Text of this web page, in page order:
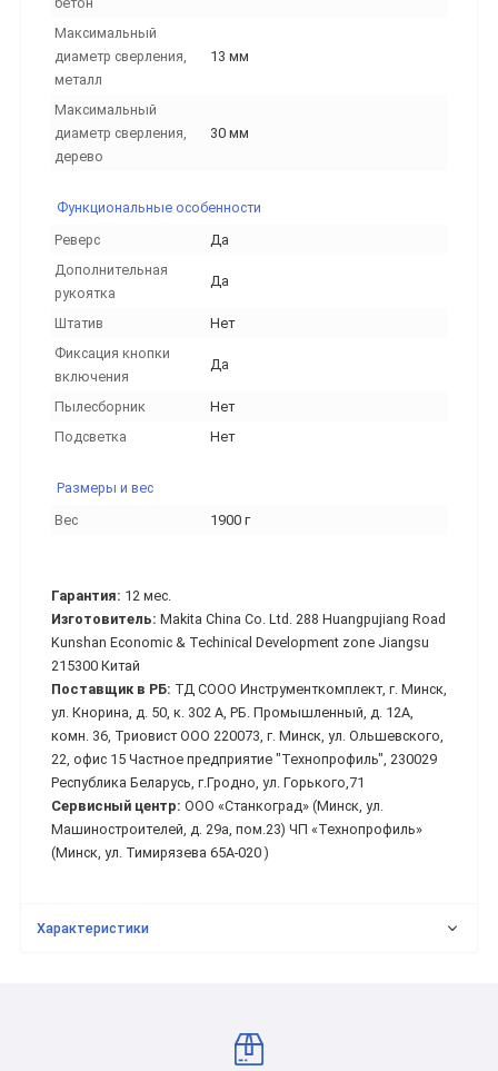
Максимальный
диаметр сверления,
металл
13 мм
Максимальный
диаметр сверления,
дерево
30 мм
Функциональные особенности
Реверс
Да
Дополнительная
рукоятка
Да
Штатив
Нет
Фиксация кнопки
включения
Да
Пылесборник
Нет
Подсветка
Нет
Размеры и вес
Вес
1900 г
Гарантия: 12 мес.
Изготовитель: Makita China Co. Ltd. 288 Huangpujiang Road
Kunshan Economic & Techinical Development zone Jiangsu
215300 Китай
Поставщик в РБ: ТД СООО Инструменткомплект, г. Минск,
ул. Кнорина, д. 50, к. 302 А, РБ. Промышленный, д. 12А,
комн. 36, Триовист ООО 220073, г. Минск, ул. Ольшевского,
22, офис 15 Частное предприятие "Технопрофиль", 230029
Республика Беларусь, г.Гродно, ул. Горького,71
Сервисный центр: ООО «Станкоград» (Минск, ул.
Машиностроителей, д. 29а, пом.23) ЧП «Технопрофиль»
(Минск, ул. Тимирязева 65А-020 )
Характеристики